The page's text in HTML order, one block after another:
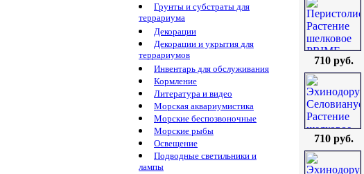
Грунты и субстраты для
террариума
Декорации
Декорации и укрытия для
террариумов
Инвентарь для обслуживания
Кормление
Литература и видео
Морская аквариумистика
Морские беспозвоночные
Морские рыбы
Освещение
Подводные светильники и
лампы
710 руб.
710 руб.